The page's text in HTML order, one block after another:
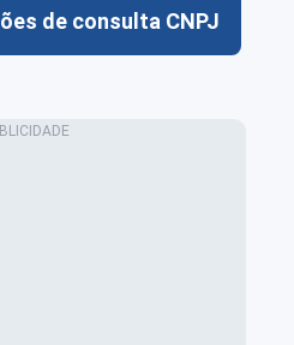
de consulta CNPJ